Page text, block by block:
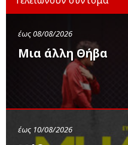
έως 08/08/2026
Μια άλλη Θήβα
έως 10/08/2026